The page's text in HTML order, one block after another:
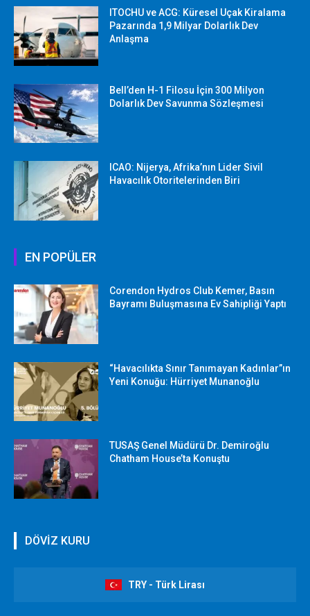
ITOCHU ve ACG: Küresel Uçak Kiralama
Pazarında 1,9 Milyar Dolarlık Dev
Anlaşma
Bell’den H-1 Filosu İçin 300 Milyon
Dolarlık Dev Savunma Sözleşmesi
ICAO: Nijerya, Afrika’nın Lider Sivil
Havacılık Otoritelerinden Biri
EN POPÜLER
Corendon Hydros Club Kemer, Basın
Bayramı Buluşmasına Ev Sahipliği Yaptı
“Havacılıkta Sınır Tanımayan Kadınlar”ın
Yeni Konuğu: Hürriyet Munanoğlu
TUSAŞ Genel Müdürü Dr. Demiroğlu
Chatham House’ta Konuştu
DÖVİZ KURU
TRY - Türk Lirası